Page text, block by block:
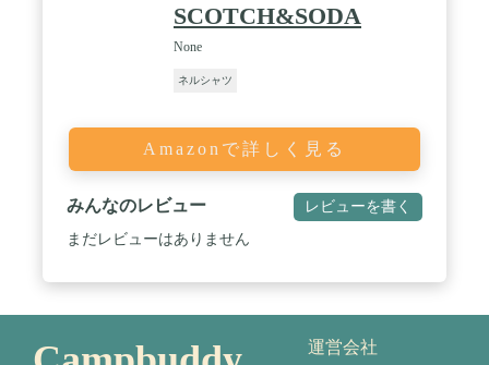
SCOTCH&SODA
None
ネルシャツ
Amazonで詳しく見る
みんなのレビュー レビューを書く
まだレビューはありません
運営会社